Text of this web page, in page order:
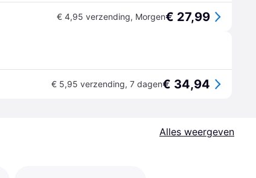
€ 4,95 verzending, Morgen€ 27,99
€ 5,95 verzending, 7 dagen€ 34,94
Alles weergeven